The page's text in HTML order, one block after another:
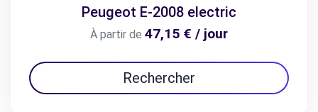
Peugeot E-2008 electric
À partir de 47,15 € / jour
Rechercher